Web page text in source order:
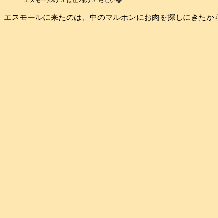
エスモールに来たのは、中のマルホンにお肉を探しにきたか